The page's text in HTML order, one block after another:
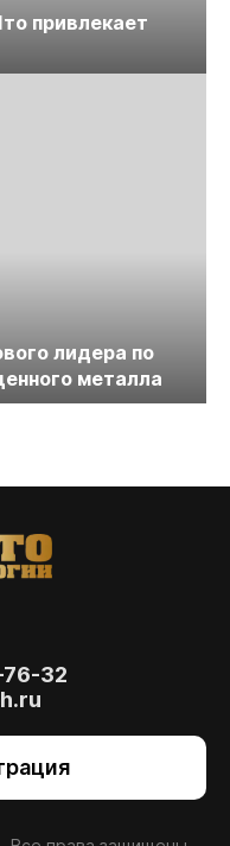
привлекает
лидера по
металла
76-32
и улучшения